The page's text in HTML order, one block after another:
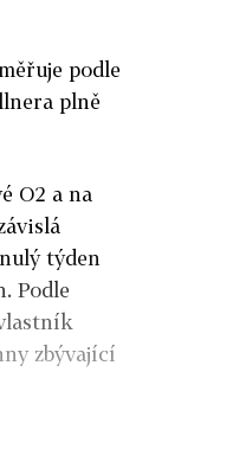
podle
plně
O2 a na
týden
Podle
zbývající